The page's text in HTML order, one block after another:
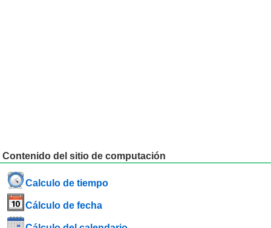
Contenido del sitio de computación
Calculo de tiempo
Cálculo de fecha